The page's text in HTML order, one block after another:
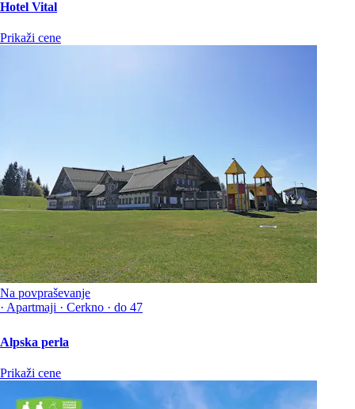
Hotel Vital
Prikaži cene
Na povpraševanje
· Apartmaji · Cerkno · do 47
Alpska perla
Prikaži cene